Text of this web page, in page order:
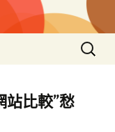
搜
尋
站比較”愁